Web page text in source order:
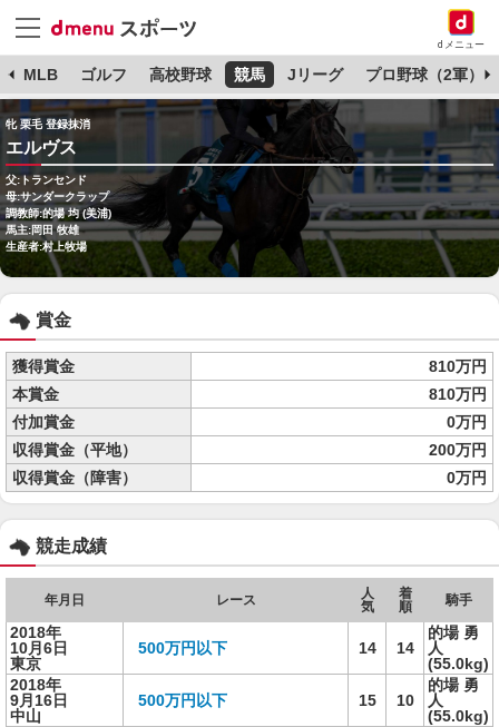
dメニュー
MLB ゴルフ 高校野球 競馬 Jリーグ プロ野球（2軍）
牝 栗毛 登録抹消
エルヴス
父:トランセンド
母:サンダークラップ
調教師:的場 均 (美浦)
馬主:岡田 牧雄
生産者:村上牧場
賞金
獲得賞金
810万円
本賞金
810万円
付加賞金
0万円
収得賞金（平地）
200万円
収得賞金（障害）
0万円
競走成績
年月日 レース
人
気
着
順
騎手
2018年
10月6日
東京
500万円以下 14 14
的場 勇
人
(55.0kg)
2018年
9月16日
中山
500万円以下 15 10
的場 勇
人
(55.0kg)